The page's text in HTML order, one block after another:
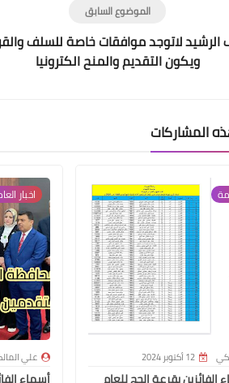
الموضوع السابق
لاتوجد موافقات خاصة للسلف
ويكون التقديم والمنح الكترونيا
المشاركات
12 أكتوبر 2024
الفائزين بقرعة الحج للعام
اخبار
علي